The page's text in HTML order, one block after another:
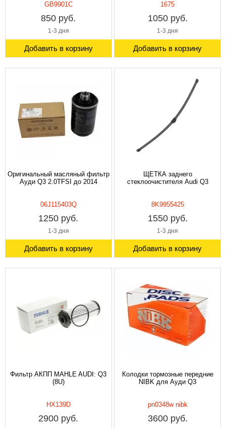
GB9901C
850 руб.
1-3 дня
Добавить в корзину
1675
1050 руб.
1-3 дня
Добавить в корзину
Оригинальный масляный фильтр
Ауди Q3 2.0TFSI до 2014
06J115403Q
1250 руб.
1-3 дня
Добавить в корзину
ЩЕТКА заднего
стеклоочистителя Audi Q3
8K9955425
1550 руб.
1-3 дня
Добавить в корзину
Фильтр АКПП MAHLE AUDI: Q3
(8U)
HX139D
2900 руб.
Колодки тормозные передние
NIBK для Ауди Q3
pn0348w nibk
3600 руб.